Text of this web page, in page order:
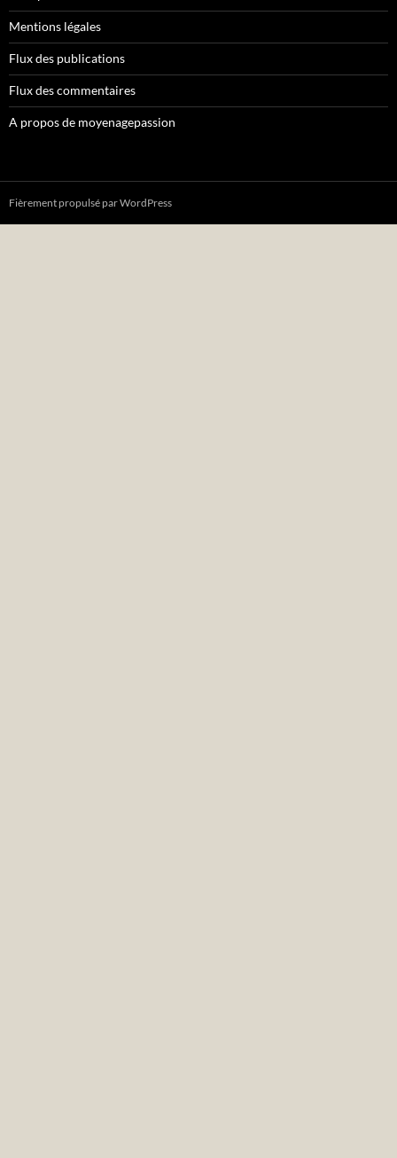
Mentions légales
Flux des publications
Flux des commentaires
A propos de moyenagepassion
Fièrement propulsé par WordPress